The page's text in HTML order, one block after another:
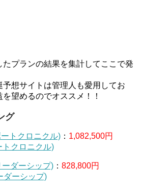
プランの結果を集計してここで発
想サイトは管理人も愛用してお
望めるのでオススメ！！
グ
トクロニクル) ： 1,082,500円
ダーシップ) ： 828,800円